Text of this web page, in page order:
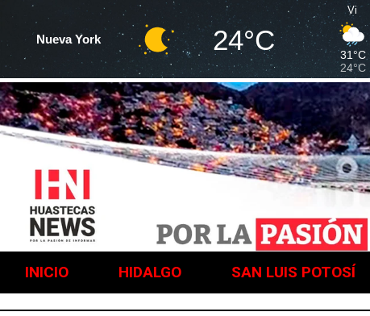
Nueva York 24°C
Vi
31°C
24°C
INICIO HIDALGO SAN LUIS POTOSÍ